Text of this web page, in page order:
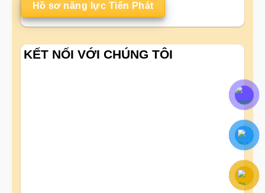
Hồ sơ năng lực Tiến Phát
KẾT NỐI VỚI CHÚNG TÔI